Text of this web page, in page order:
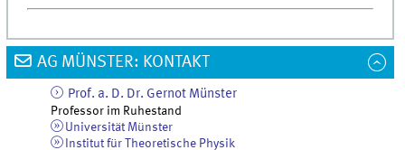
AG MÜNSTER: KONTAKT
Prof. a. D. Dr. Gernot Münster
Professor im Ruhestand
Universität Münster
Institut für Theoretische Physik